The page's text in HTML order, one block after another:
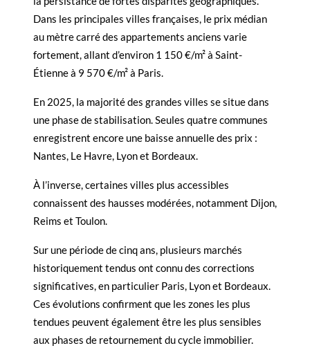
Dans les principales villes françaises, le prix médian
au mètre carré des appartements anciens varie
fortement, allant d’environ 1 150 €/m² à Saint-
Étienne à 9 570 €/m² à Paris.
En 2025, la majorité des grandes villes se situe dans
une phase de stabilisation. Seules quatre communes
enregistrent encore une baisse annuelle des prix :
Nantes, Le Havre, Lyon et Bordeaux.
À l’inverse, certaines villes plus accessibles
connaissent des hausses modérées, notamment Dijon,
Reims et Toulon.
Sur une période de cinq ans, plusieurs marchés
historiquement tendus ont connu des corrections
significatives, en particulier Paris, Lyon et Bordeaux.
Ces évolutions confirment que les zones les plus
tendues peuvent également être les plus sensibles
aux phases de retournement du cycle immobilier.